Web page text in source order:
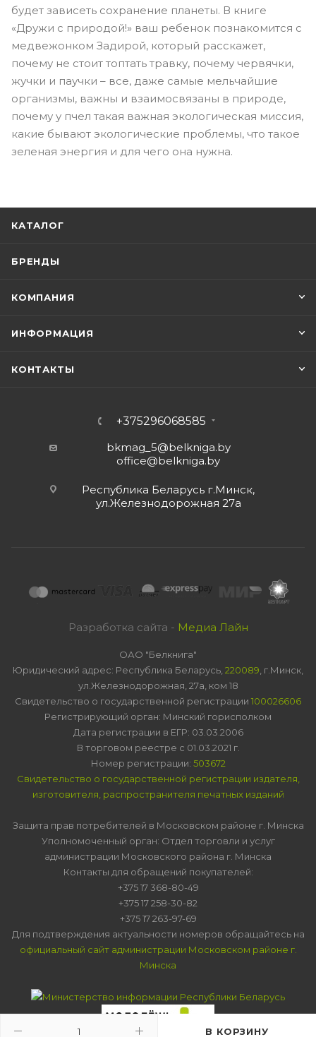
В КОРЗИНУ
будет зависеть сохранение планеты. В книге
«Дружи с природой!» ваш ребенок познакомится с
медвежонком Задирой, который расскажет,
почему не стоит топтать травку, почему червячки,
жучки и паучки – все, даже самые мельчайшие
организмы, важны и взаимосвязаны в природе,
почему у пчел такая важная экологическая миссия,
какие бывают экологические проблемы, что такое
зеленая энергия и для чего она нужна.
КАТАЛОГ
БРЕНДЫ
КОМПАНИЯ
ИНФОРМАЦИЯ
КОНТАКТЫ
+375296068585
bkmag_5@belkniga.by
office@belkniga.by
Республика Беларусь г.Минск,
ул.Железнодорожная 27а
Разработка сайта - Медиа Лайн
ОАО "Белкнига"
Юридический адрес: Республика Беларусь, 220089 , г.Минск,
ул.Железнодорожная, 27а, ком 18
Свидетельство о государственной регистрации 100026606
Регистрирующий орган: Минский горисполком
Дата регистрации в ЕГР: 03.03.2006
В торговом реестре с 01.03.2021 г.
Номер регистрации: 503672
Свидетельство о государственной регистрации издателя,
изготовителя, распространителя печатных изданий
Защита прав потребителей в Московском районе г. Минска
Уполномоченный орган: Отдел торговли и услуг
администрации Московского района г. Минска
Контакты для обращений покупателей:
+375 17 368-80-49
+375 17 258-30-82
+375 17 263-97-69
Для подтверждения актуальности номеров обращайтесь на
официальный сайт администрации Московском районе г.
Минска